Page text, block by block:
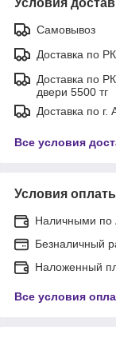
Самовывоз
Доставка по
Доставка по
двери 5500 тг
Доставка по г.
Все условия
Условия
Наличными по
Безналичный
Наложенный
Все условия